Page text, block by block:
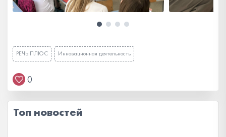
РЕЧЬ:ПЛЮС Инновационная деятельность
0
Топ новостей